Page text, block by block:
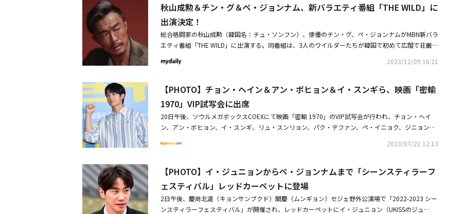
った計23種のコレクションを披露した。道袍（ドポ、男性の略礼装）を再解釈したレイヤードジャ
ケット、韓服（ハンボク、韓国の伝統衣装）を再解釈したワイドパンツなど、多彩なスタイルを披
露。特にペ・ジョンナムの愛犬、ドーベルマンのベルと、韓国の国花ムクゲを組み合わせたアートワ
ークは、コレクションに芸術的な意味を加える。モデルとしてデビューし、長い時間、ファッション
ンとなった。今回のパリのランウェイとグラビアは、彼の本来のアイデンティティをも最も濃く表し
た活動と評価されている。また、ペ・ジョンナムはJTBC新ドラマ「神の玉」の撮影を終え、次回作
の準備をしている。
ティを披露してきたMBNを通じて、韓国で1月5日より放送がスタートする予定だ。・秋山成勲＆チ
ン・グ＆ペ・ジョンナム、新バラエティ番組「THE WILD」に出演決定！・チン・グ、ドラマ「太陽
の末裔」放送後の変化を告白男らしいふりをしていた
秋山成勲＆チン・グ＆ペ・ジョンナム、新バラエティ番組「THE WILD」に
出演決定！
総合格闘家の秋山成勲（韓国名：チュ・ソンフン）、俳優のチン・グ、ペ・ジョンナムがMBN新バラ
エティ番組「THE WILD」に出演する。同番組は、3人のワイルダーたちが韓国で初めて広闊で荘厳な
探求生活」など、画期的なコンセプトの旅行バラエティを披露してきたMBNを通じて、韓国で2024
する最強ケミ（ケミストリー、相手との相性）のワイルダーに変身。3人は各国立公園のガイドにな
って、決まった時間内に完璧な動線を自ら計画し、メンバーたちと探検しなければならない極限のミ
ッションを遂行する。特に1年だけで世界中から2,000万人以上が訪れ、古くからの自然遺産を保存
している、膨大な規模のカナダの国立公園をキャンピングカーで旅して、一つ一つ計画して探検する
3人の姿が痛快な面白さと胸を躍らせる冒険心を与える。これと関連して、万能スポテイナー（スポ
ーツ＋エンターテイナー）の秋山成勲は、2人を引っ張る心強い長男の役割を果たす。オクタゴン
ドな男の一面で探検の完成度を高める。映画とドラマ、OTT（動画配信サービス）まで総なめした1,
000万俳優（動員観客数1,000万人の作品を保有した俳優）のチン・グは、デビュー20年目の貫禄の
情熱を燃やす。同番組で徹底してしっかりとした次男の役割を果たして、一番年上の秋山成勲と末っ
子のペ・ジョンナムをサポートする。徹底した自己管理の代名詞で正直でクールな性格のペ・ジョン
2023/12/09 16:21
【PHOTO】チョン・ヘイン＆アン・ボヒョン＆イ・スンギら、映画「密輸
1970」VIP試写会に出席
20日午後、ソウルメガボックスCOEXにて映画「密輸 1970」のVIP試写会が行われ、チョン・ヘイ
ン、アン・ボヒョン、イ・スンギ、リュ・スンリョン、パク・テファン、ペ・イニョク、ジニョン、
ンシク、ト・サンウ、ユン・ドジン、ユン・ソイ、チョ・ソンユン、ユン・サンヒョン、パク・ヒョ
ハ、チャン・ギハ、チャン・ドユン＆ソン・ヒョヌ、パク・ハジュンらが出席した。・【PHOTO】
キム・ヘス＆ヨム・ジョンア＆チョ・インソンら、映画「密輸 1970」VIP試写会に出席・【PHOT
O】BLACKPINK ジス、IU、少女時代 ユナら、映画「密輸 1970」VIP試写会に出席
2023/07/21 12:13
【PHOTO】イ・ジュニョンからペ・ジョンナムまで「シーンスティラーフ
ェスティバル」レッドカーペットに登場
2日午後、慶尚北道（キョンサンブクド）聞慶（ムンギョン）セジェ野外公演場で「2022-2023 シー
ンスティラーフェスティバル」が開催され、レッドカーペットにイ・ジュニョン（UKISSのジュ